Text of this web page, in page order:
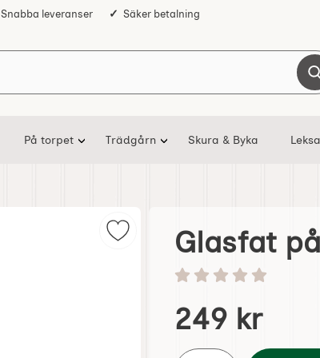
Snabba leveranser Säker betalning
På torpet Trädgårn Skura & Byka
Markera glasfat på fot som favorit
Glasfat
Betyg: 0 stjärnor av 5
Handla denna produkt
pris
249 kr
antal